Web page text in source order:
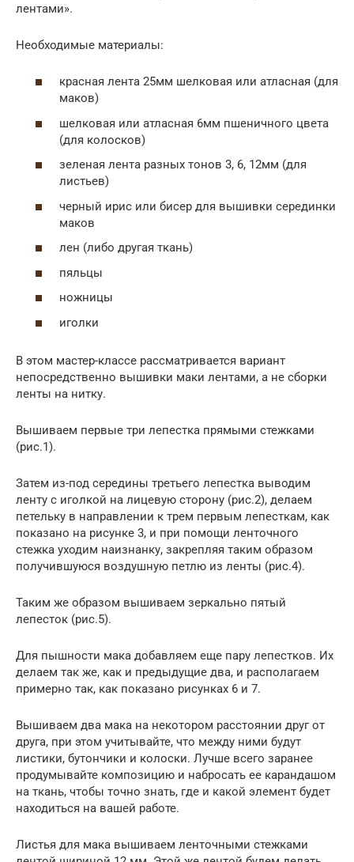
лентами».
Необходимые материалы:
красная лента 25мм шелковая или атласная (для
маков)
шелковая или атласная 6мм пшеничного цвета
(для колосков)
зеленая лента разных тонов 3, 6, 12мм (для
листьев)
черный ирис или бисер для вышивки серединки
маков
лен (либо другая ткань)
пяльцы
ножницы
иголки
В этом мастер-классе рассматривается вариант
непосредственно вышивки маки лентами, а не сборки
ленты на нитку.
Вышиваем первые три лепестка прямыми стежками
(рис.1).
Затем из-под середины третьего лепестка выводим
ленту с иголкой на лицевую сторону (рис.2), делаем
петельку в направлении к трем первым лепесткам, как
показано на рисунке 3, и при помощи ленточного
стежка уходим наизнанку, закрепляя таким образом
получившуюся воздушную петлю из ленты (рис.4).
Таким же образом вышиваем зеркально пятый
лепесток (рис.5).
Для пышности мака добавляем еще пару лепестков. Их
делаем так же, как и предыдущие два, и располагаем
примерно так, как показано рисунках 6 и 7.
Вышиваем два мака на некотором расстоянии друг от
друга, при этом учитывайте, что между ними будут
листики, бутончики и колоски. Лучше всего заранее
продумывайте композицию и набросать ее карандашом
на ткань, чтобы точно знать, где и какой элемент будет
находиться на вашей работе.
Листья для мака вышиваем ленточными стежками